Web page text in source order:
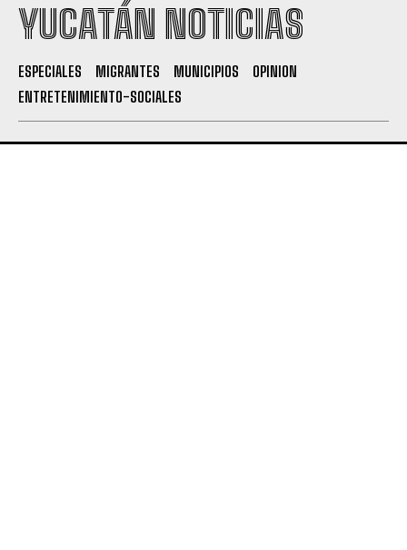
YUCATÁN NOTICIAS
ESPECIALES MIGRANTES MUNICIPIOS
OPINION
ENTRETENIMIENTO-SOCIALES